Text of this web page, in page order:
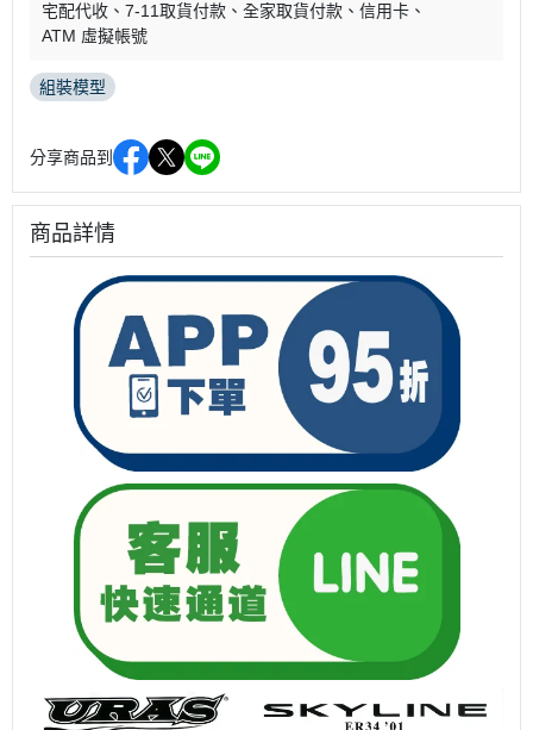
宅配代收
7-11取貨付款 全家取貨付款
信用卡
ATM 虛擬帳號
組裝模型
分享商品到
商品詳情